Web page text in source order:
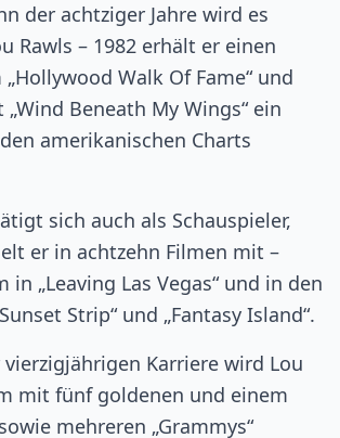
der achtziger Jahre wird es
Rawls – 1982 erhält er einen
Walk Of Fame“ und
Beneath My Wings“ ein
amerikanischen Charts
sich auch als Schauspieler,
er in achtzehn Filmen mit –
in „Leaving Las Vegas“ und in den
Strip“ und „Fantasy Island“.
Karriere wird Lou
mit fünf goldenen und einem
mehreren „Grammys“